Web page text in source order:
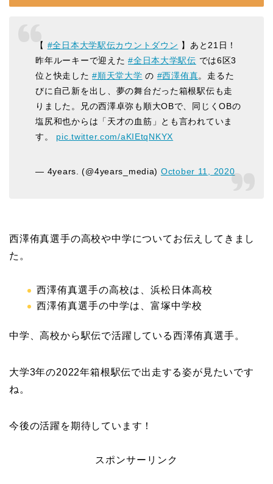
【 #全日本大学駅伝カウントダウン 】あと21日！
昨年ルーキーで迎えた#全日本大学駅伝 では6区3
位と快走した#順天堂大学 の #西澤侑真。走るた
びに自己新を出し、夢の舞台だった箱根駅伝も走
りました。兄の西澤卓弥も順大OBで、同じくOBの
塩尻和也からは「天才の血筋」とも言われていま
す。 pic.twitter.com/aKIEtqNKYX
— 4years. (@4years_media) October 11, 2020
西澤侑真選手の高校や中学についてお伝えしてきまし
た。
西澤侑真選手の高校は、浜松日体高校
西澤侑真選手の中学は、富塚中学校
中学、高校から駅伝で活躍している西澤侑真選手。
大学3年の2022年箱根駅伝で出走する姿が見たいです
ね。
今後の活躍を期待しています！
スポンサーリンク